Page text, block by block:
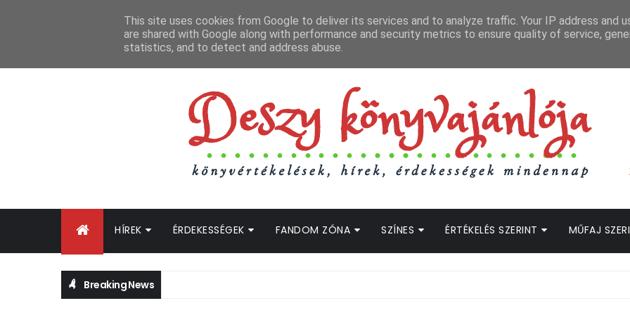
HÍREK ÉRDEKESSÉGEK FANDOM ZÓNA SZÍNES ÉRTÉKELÉS SZERINT MŰFAJ
Breaking News
This site uses cookies from Google to deliver its services and to analyze traffic. Your IP address and
are shared with Google along with performance and security metrics to ensure quality of service,
statistics, and to detect and address abuse.